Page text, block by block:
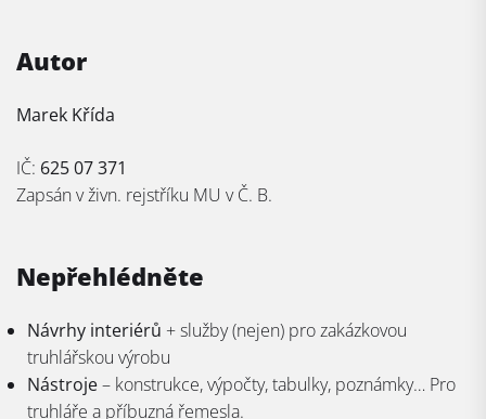
Autor
Marek Křída
IČ: 625 07 371
Zapsán v živn. rejstříku MU v Č. B.
Nepřehlédněte
Návrhy interiérů + služby (nejen) pro zakázkovou
truhlářskou výrobu
Nástroje– konstrukce, výpočty, tabulky, poznámky… Pro
truhláře a příbuzná řemesla.